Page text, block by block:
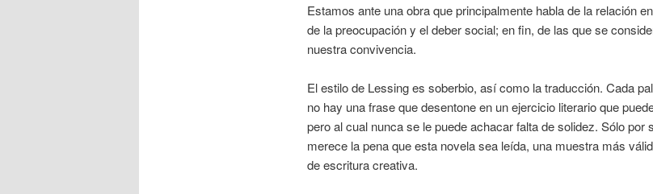
Estamos ante una obra que principalmente habla de la relación
de la preocupación y el deber social; en fin, de las que se
nuestra convivencia.
El estilo de Lessing es soberbio, así como la traducción. Cada
no hay una frase que desentone en un ejercicio literario que
pero al cual nunca se le puede achacar falta de solidez. Sólo por
merece la pena que esta novela sea leída, una muestra más
de escritura creativa.